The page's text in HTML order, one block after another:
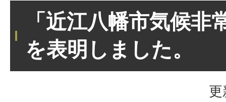
「近江八幡市気候非
を表明しました。